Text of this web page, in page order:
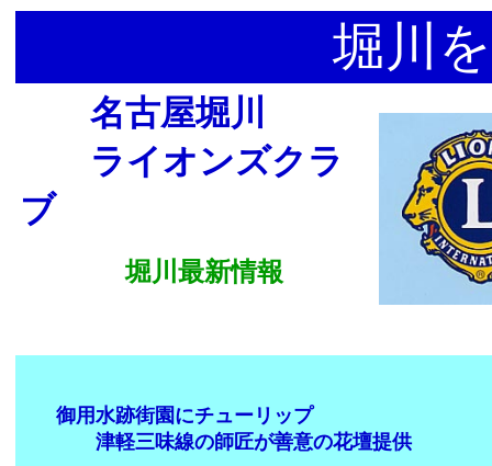
堀川
名古屋堀川
ライオンズクラ
ブ
堀川最新情報
御用水跡街園にチューリップ
津軽三味線の師匠が善意の花壇提供